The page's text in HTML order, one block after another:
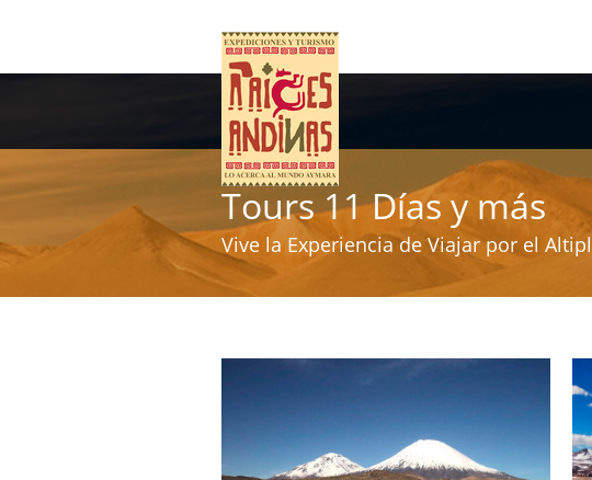
Tours 11 Días y más
Vive la Experiencia de Viajar por el